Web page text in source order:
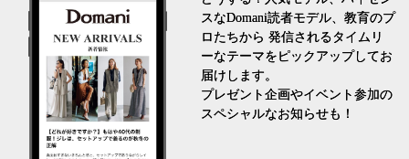
スなDomani読者モデル、教育のプ
ロたちから 発信されるタイムリ
ーなテーマをピックアップしてお
届けします。
プレゼント企画やイベント参加の
スペシャルなお知らせも！